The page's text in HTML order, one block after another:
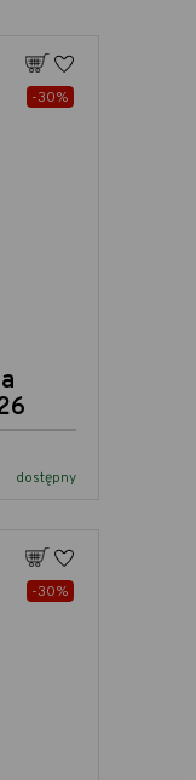
DodajDo ulubionych
-30%
dostępny
DodajDo ulubionych
-30%